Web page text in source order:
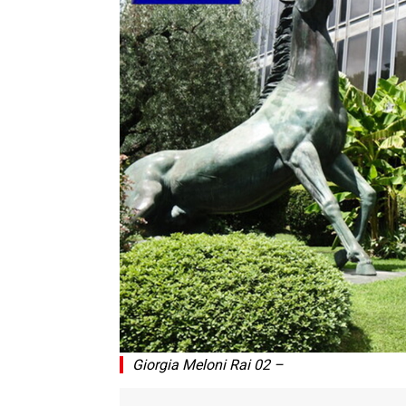
Giorgia Meloni Rai 02 –